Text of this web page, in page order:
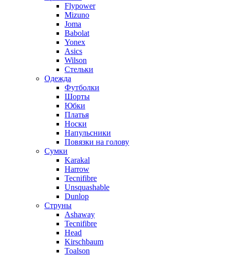
Flypower
Mizuno
Joma
Babolat
Yonex
Asics
Wilson
Стельки
Одежда
Футболки
Шорты
Юбки
Платья
Носки
Напульсники
Повязки на голову
Сумки
Karakal
Harrow
Tecnifibre
Unsquashable
Dunlop
Струны
Ashaway
Tecnifibre
Head
Kirschbaum
Toalson